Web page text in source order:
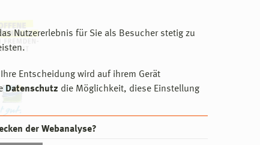
Nutzererlebnis für Sie als Besucher stetig zu
Entscheidung wird auf ihrem Gerät
Datenschutz die Möglichkeit, diese Einstellung
der Webanalyse?